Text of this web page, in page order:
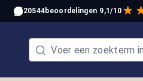
20544beoordelingen 9,1/10